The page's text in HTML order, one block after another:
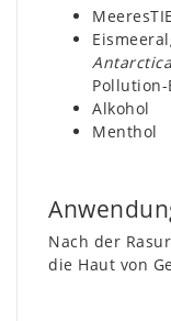
Antarctica
Alkohol
Menthol
Nach der
die Haut von